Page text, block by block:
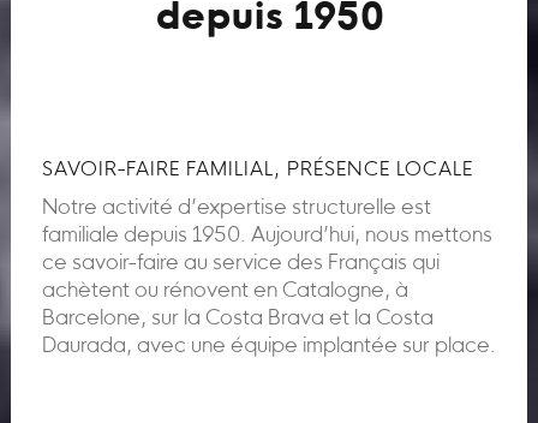
depuis 1950
SAVOIR-FAIRE FAMILIAL, PRÉSENCE LOCALE
Notre activité d’expertise structurelle est
familiale depuis 1950. Aujourd’hui, nous mettons
ce savoir-faire au service des Français qui
achètent ou rénovent en Catalogne, à
Barcelone, sur la Costa Brava et la Costa
Daurada, avec une équipe implantée sur place.